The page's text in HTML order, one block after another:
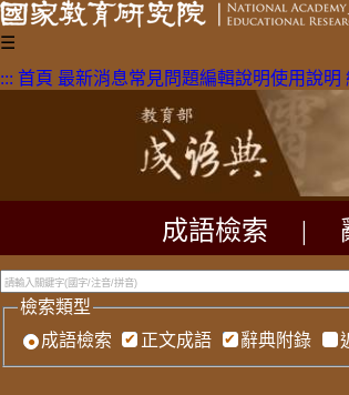
☰
::: 首頁 最新消息常見問題編輯說明使用說明
成語檢索
檢索類型
成語檢索
正文成語 辭典附錄